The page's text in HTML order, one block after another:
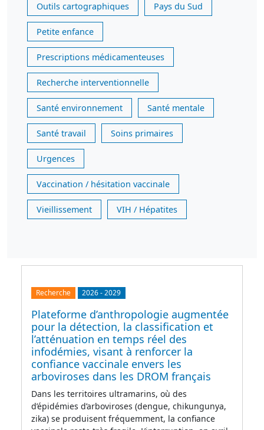
Outils cartographiques Pays du Sud
Petite enfance
Prescriptions médicamenteuses
Recherche interventionnelle
Santé environnement Santé mentale
Santé travail Soins primaires
Urgences
Vaccination / hésitation vaccinale
Vieillissement VIH / Hépatites
Recherche 2026-2029
Plateforme d’anthropologie augmentée
pour la détection, la classification et
l’atténuation en temps réel des
infodémies, visant à renforcer la
confiance vaccinale envers les
arboviroses dans les DROM français
Dans les territoires ultramarins, où des
d’épidémies d’arboviroses (dengue, chikungunya,
zika) se produisent fréquemment, la confiance